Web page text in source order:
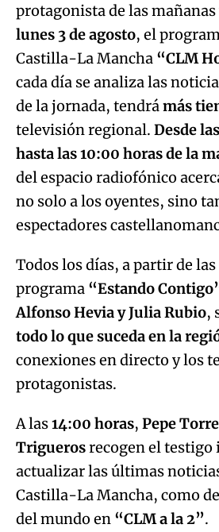
protagonista de las
lunes 3 de agosto, el
Castilla-La Mancha “CLM
cada día se analiza las
de la jornada, tendrámás
televisión regional. Desde
hasta las 10:00 horas de la
del espacio radiofónico
no solo a los oyentes, sino
espectadores
Todos los días, a partir de las
programa “Estando
Alfonso Hevia y Julia Rubio,
todo lo que suceda en la
conexiones en directo y los
protagonistas.
A las14:00 horas, Pepe
Triguerosrecogen el
actualizar las últimas
Castilla-La Mancha, como
del mundo en “CLM a la 2”.